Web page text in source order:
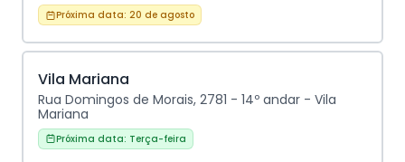
Próxima data: 20 de agosto
Vila Mariana
Rua Domingos de Morais, 2781 - 14º andar - Vila
Mariana
Próxima data: Terça-feira